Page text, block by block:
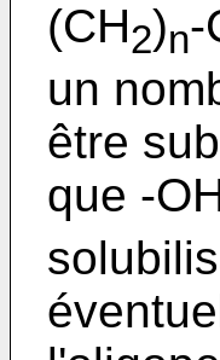
(CH2)n-
un
être
que -